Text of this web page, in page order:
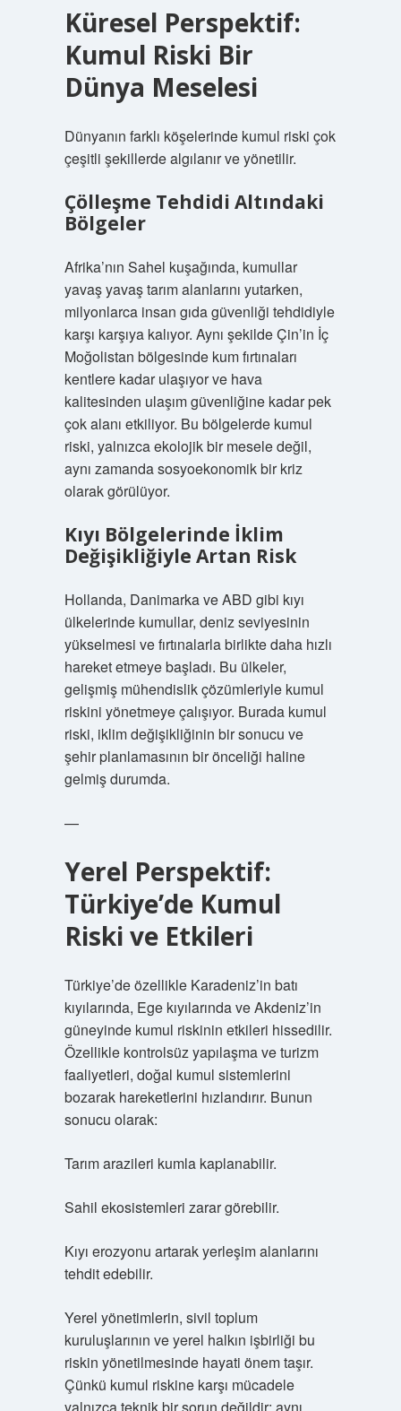
Küresel Perspektif:
Kumul Riski Bir
Dünya Meselesi
Dünyanın farklı köşelerinde kumul riski çok
çeşitli şekillerde algılanır ve yönetilir.
Çölleşme Tehdidi Altındaki
Bölgeler
Afrika’nın Sahel kuşağında, kumullar
yavaş yavaş tarım alanlarını yutarken,
milyonlarca insan gıda güvenliği tehdidiyle
karşı karşıya kalıyor. Aynı şekilde Çin’in İç
Moğolistan bölgesinde kum fırtınaları
kentlere kadar ulaşıyor ve hava
kalitesinden ulaşım güvenliğine kadar pek
çok alanı etkiliyor. Bu bölgelerde kumul
riski, yalnızca ekolojik bir mesele değil,
aynı zamanda sosyoekonomik bir kriz
olarak görülüyor.
Kıyı Bölgelerinde İklim
Değişikliğiyle Artan Risk
Hollanda, Danimarka ve ABD gibi kıyı
ülkelerinde kumullar, deniz seviyesinin
yükselmesi ve fırtınalarla birlikte daha hızlı
hareket etmeye başladı. Bu ülkeler,
gelişmiş mühendislik çözümleriyle kumul
riskini yönetmeye çalışıyor. Burada kumul
riski, iklim değişikliğinin bir sonucu ve
şehir planlamasının bir önceliği haline
gelmiş durumda.
—
Yerel Perspektif:
Türkiye’de Kumul
Riski ve Etkileri
Türkiye’de özellikle Karadeniz’in batı
kıyılarında, Ege kıyılarında ve Akdeniz’in
güneyinde kumul riskinin etkileri hissedilir.
Özellikle kontrolsüz yapılaşma ve turizm
faaliyetleri, doğal kumul sistemlerini
bozarak hareketlerini hızlandırır. Bunun
sonucu olarak:
Tarım arazileri kumla kaplanabilir.
Sahil ekosistemleri zarar görebilir.
Kıyı erozyonu artarak yerleşim alanlarını
tehdit edebilir.
Yerel yönetimlerin, sivil toplum
kuruluşlarının ve yerel halkın işbirliği bu
riskin yönetilmesinde hayati önem taşır.
Çünkü kumul riskine karşı mücadele